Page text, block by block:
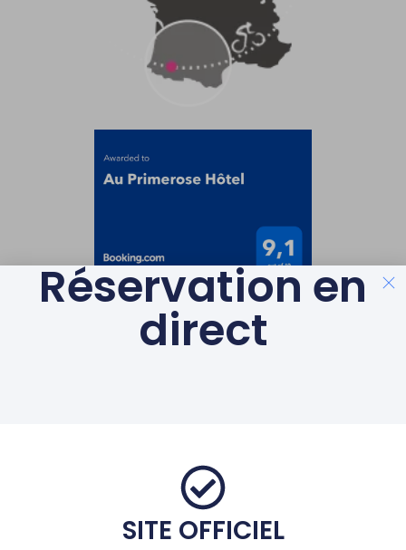
LABELS & GAGES DE
© Au Primerose Hôtel– Argelès Gazost – Au coeur des Pyrénées
Réservation en
direct
SITE OFFICIEL